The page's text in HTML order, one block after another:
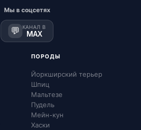
Мы в соцсетях
💬 КАНАЛ В
MAX
ПОРОДЫ
Йоркширский терьер
Шпиц
Мальтезе
Пудель
Мейн-кун
Хаски